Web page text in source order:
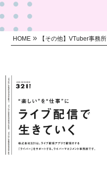
HOME » 【その他】VTuber事務所